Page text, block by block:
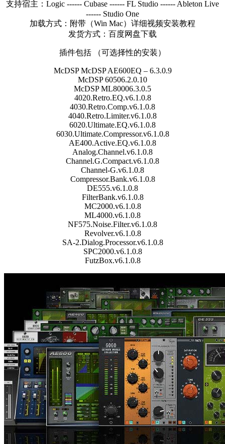
支持宿主：Logic ------ Cubase ------ FL Studio ------ Ableton Live
------ Studio One
加载方式：附带（Win Mac）详细视频安装教程
发货方式：百度网盘下载
插件包括 （可选择性的安装）
McDSP McDSP AE600EQ – 6.3.0.9
McDSP 60506.2.0.10
McDSP ML80006.3.0.5
4020.Retro.EQ.v6.1.0.8
4030.Retro.Comp.v6.1.0.8
4040.Retro.Limiter.v6.1.0.8
6020.Ultimate.EQ.v6.1.0.8
6030.Ultimate.Compressor.v6.1.0.8
AE400.Active.EQ.v6.1.0.8
Analog.Channel.v6.1.0.8
Channel.G.Compact.v6.1.0.8
Channel-G.v6.1.0.8
Compressor.Bank.v6.1.0.8
DE555.v6.1.0.8
FilterBank.v6.1.0.8
MC2000.v6.1.0.8
ML4000.v6.1.0.8
NF575.Noise.Filter.v6.1.0.8
Revolver.v6.1.0.8
SA-2.Dialog.Processor.v6.1.0.8
SPC2000.v6.1.0.8
FutzBox.v6.1.0.8